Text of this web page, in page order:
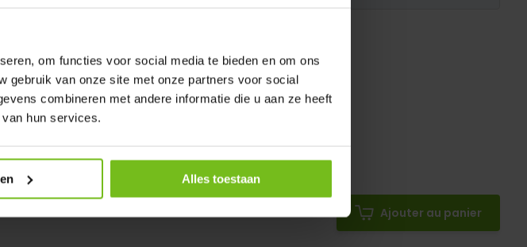
om functies voor social media te bieden en om ons
gebruik van onze site met onze partners voor social
combineren met andere informatie die u aan ze heeft
hun services.
Alles toestaan
Ajouter au panier